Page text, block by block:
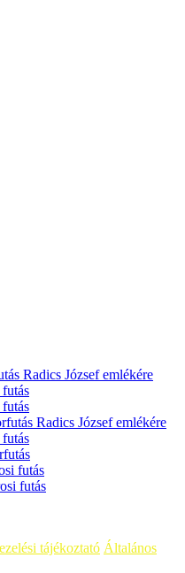
Radics József emlékére
Radics József emlékére
futás
futás
tájékoztató Általános